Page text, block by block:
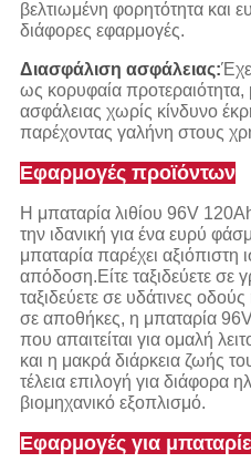
βελτιωμένη φορητότητα και
διάφορες εφαρμογές.
Διασφάλιση ασφάλειας:
ως κορυφαία
ασφάλειας χωρίς κίνδυνο
παρέχοντας γαλήνη στους
Εφαρμογές προϊόντων
Η μπαταρία λιθίου 96V
την ιδανική για ένα ευρύ
μπαταρία παρέχει αξιόπιστη
απόδοση.Είτε ταξιδεύετε σε
ταξιδεύετε σε υδάτινες
σε αποθήκες, η μπαταρία
που απαιτείται για ομαλή
και η μακρά διάρκεια ζωής
τέλεια επιλογή για διάφορα
βιομηχανικό εξοπλισμό.
Εφαρμογές για